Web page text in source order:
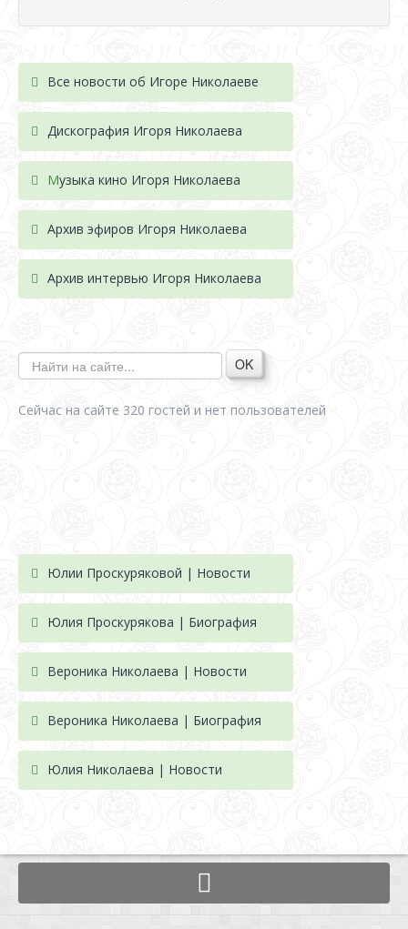
Все новости об Игоре Николаеве
Дискография Игоря Николаева
Музыка кино Игоря Николаева
Архив эфиров Игоря Николаева
Архив интервью Игоря Николаева
OK
Сейчас на сайте 320 гостей и нет пользователей
Юлии Проскуряковой | Новости
Юлия Проскурякова | Биография
Вероника Николаева | Новости
Вероника Николаева | Биография
Юлия Николаева | Новости